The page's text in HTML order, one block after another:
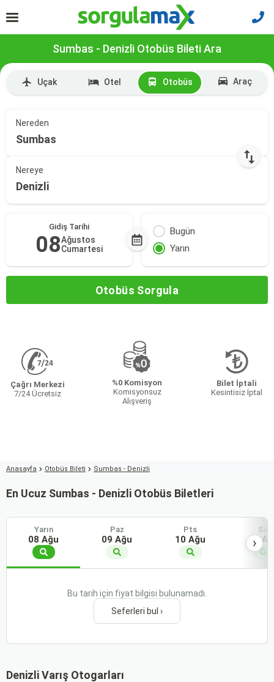
Sumbas - Denizli Otobüs Bileti Ara
Uçak Otel Otobüs Araç
Nereden
Sumbas
Nereye
Denizli
Gidiş Tarihi
08Ağustos
Cumartesi
Bugün
Yarın
Otobüs Sorgula
Çağrı Merkezi
7/24 Ücretsiz
%0 Komisyon
Komisyonsuz
Alışveriş
Bilet İptali
Kesintisiz İptal
Anasayfa Otobüs Bileti Sumbas - Denizli
En Ucuz Sumbas - Denizli Otobüs Biletleri
Yarın
08 Ağu
Paz
09 Ağu
Pts
10 Ağu
Sal
11
›
Bu tarih için fiyat bilgisi bulunamadı.
Seferleri bul ›
Denizli Varış Otogarları